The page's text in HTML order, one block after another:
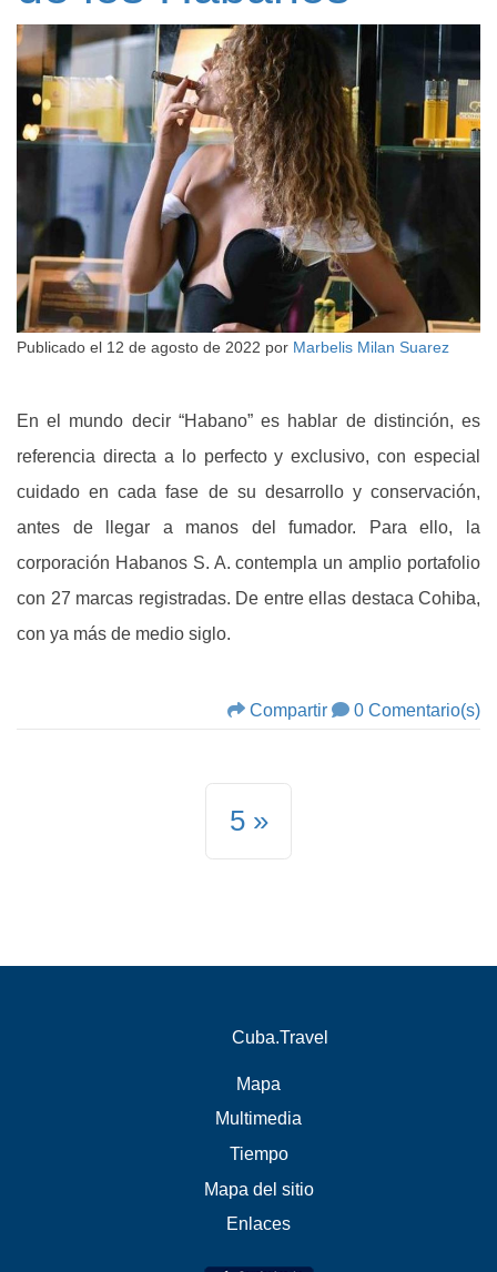
Publicado el 12 de agosto de 2022 por Marbelis Milan Suarez
En el mundo decir “Habano” es hablar de distinción, es
referencia directa a lo perfecto y exclusivo, con especial
cuidado en cada fase de su desarrollo y conservación,
antes de llegar a manos del fumador. Para ello, la
corporación Habanos S. A. contempla un amplio portafolio
con 27 marcas registradas. De entre ellas destaca Cohiba,
con ya más de medio siglo.
Compartir 0 Comentario(s)
5
Cuba.Travel
Mapa
Multimedia
Tiempo
Mapa del sitio
Enlaces